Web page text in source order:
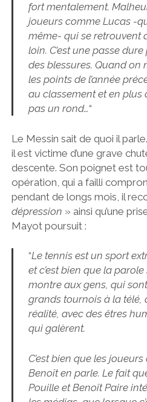
fort mentalement.
joueurs comme Lucas -
même- qui se retrouvent
loin. C’est une passe
des blessures. Quand on
les points de l’année
au classement et en plus
pas un rond…“
Le Messin sait de quoi il parle.
il est victime d’une grave
descente. Son poignet est
opération, qui a failli
pendant de longs mois, il
dépression » ainsi qu’une
Mayot poursuit :
“Le tennis est un sport
et c’est bien que la
montre aux gens, qui
grands tournois à la télé,
réalité, avec des êtres
qui galèrent.
C’est bien que les
Benoît en parle. Le fait
Pouille et Benoît Paire